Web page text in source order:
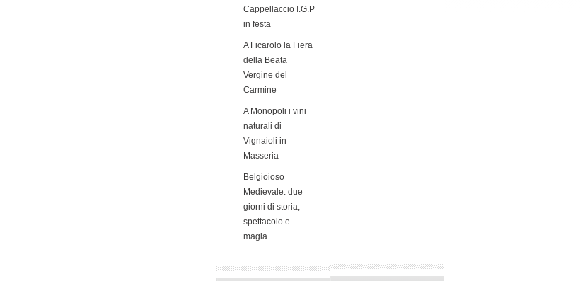
Cappellaccio I.G.P
in festa
A Ficarolo la Fiera
della Beata
Vergine del
Carmine
A Monopoli i vini
naturali di
Vignaioli in
Masseria
Belgioioso
Medievale: due
giorni di storia,
spettacolo e
magia